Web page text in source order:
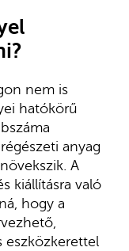
nem is
hatókörű
anyag
A
kiállításra való
hogy a
eszközkerettel